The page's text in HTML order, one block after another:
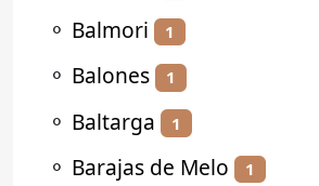
⚬ Balmori 1
⚬ Balones 1
⚬ Baltarga 1
⚬ Barajas de Melo 1